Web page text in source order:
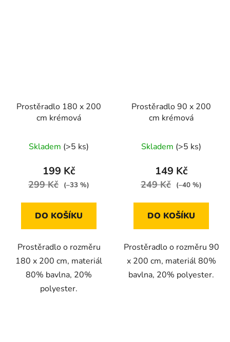
Prostěradlo 180 x 200
cm krémová
Skladem (>5 ks)
199 Kč
299 Kč (–33 %)
DO KOŠÍKU
Prostěradlo o rozměru
180 x 200 cm, materiál
80% bavlna, 20%
polyester.
Prostěradlo 90 x 200
cm krémová
Skladem (>5 ks)
149 Kč
249 Kč (–40 %)
DO KOŠÍKU
Prostěradlo o rozměru 90
x 200 cm, materiál 80%
bavlna, 20% polyester.